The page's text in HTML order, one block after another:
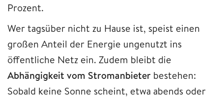
Prozent.
Wer tagsüber nicht zu Hause ist, speist einen
großen Anteil der Energie ungenutzt ins
öffentliche Netz ein. Zudem bleibt die
Abhängigkeit vom Stromanbieter bestehen:
Sobald keine Sonne scheint, etwa abends oder